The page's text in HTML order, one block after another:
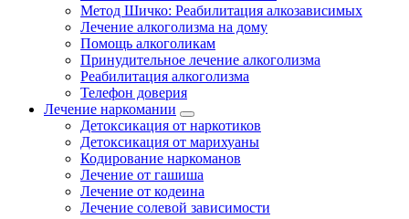
Метод Шичко: Реабилитация алкозависимых
Лечение алкоголизма на дому
Помощь алкоголикам
Принудительное лечение алкоголизма
Реабилитация алкоголизма
Телефон доверия
Лечение наркомании
Детоксикация от наркотиков
Детоксикация от марихуаны
Кодирование наркоманов
Лечение от гашиша
Лечение от кодеина
Лечение солевой зависимости